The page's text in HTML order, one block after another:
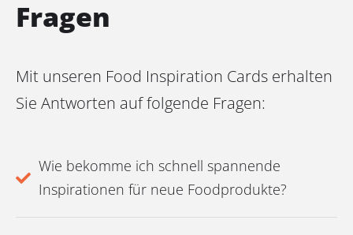
Fragen
Mit unseren Food Inspiration Cards erhalten
Sie Antworten auf folgende Fragen:
Wie bekomme ich schnell spannende
Inspirationen für neue Foodprodukte?